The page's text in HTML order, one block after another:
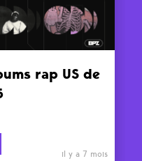
rap US de
il y a 7 mois